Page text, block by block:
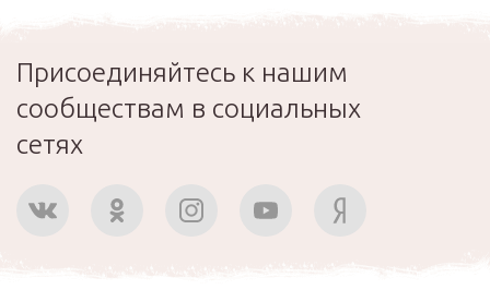
Присоединяйтесь к нашим
сообществам в социальных
сетях